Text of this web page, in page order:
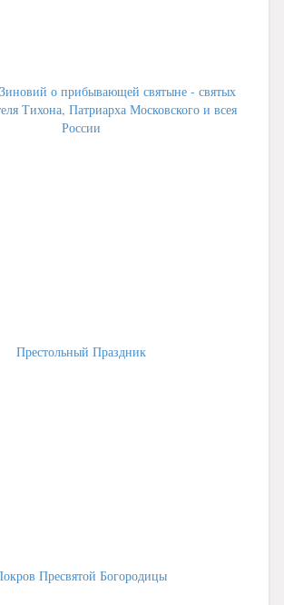
о прибывающей святыне - святых
Тихона, Патриарха Московского и всея
России
Престольный Праздник
Пресвятой Богородицы